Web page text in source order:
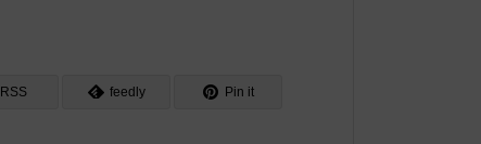
RSS feedly Pin it